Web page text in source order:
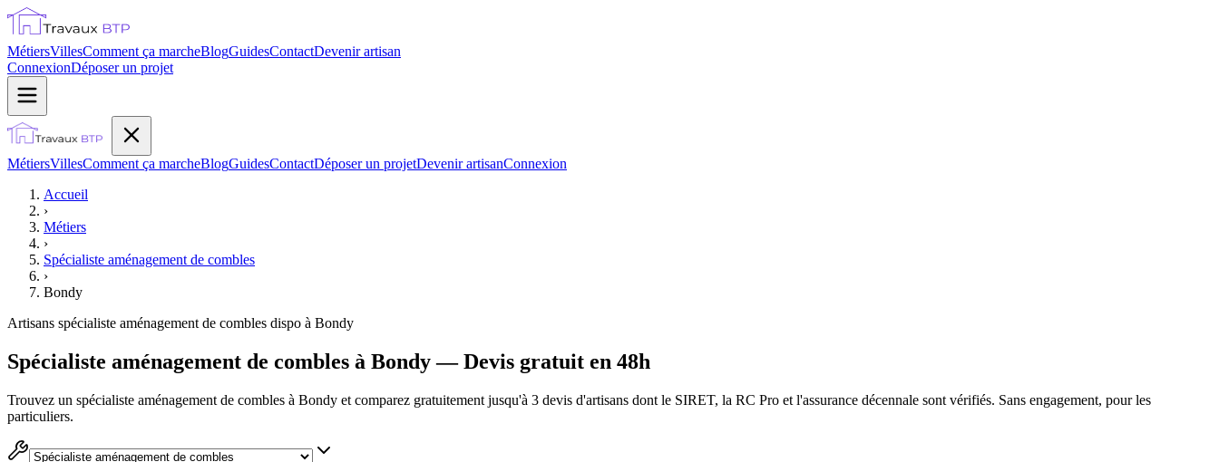
MétiersVillesComment ça marcheBlogGuidesContactDevenir artisan
ConnexionDéposer un projet
MétiersVillesComment ça marcheBlogGuidesContactDéposer un projetDevenir artisanConnexion
Accueil
›
Métiers
›
Spécialiste aménagement de combles
›
Bondy
Artisans spécialiste aménagement de combles dispo à Bondy
Spécialiste aménagement de combles à Bondy — Devis gratuit en 48h
Trouvez un spécialiste aménagement de combles à Bondy et comparez gratuitement jusqu'à 3 devis d'artisans dont le SIRET, la RC Pro et l'assurance décennale sont vérifiés. Sans engagement, pour les
particuliers.